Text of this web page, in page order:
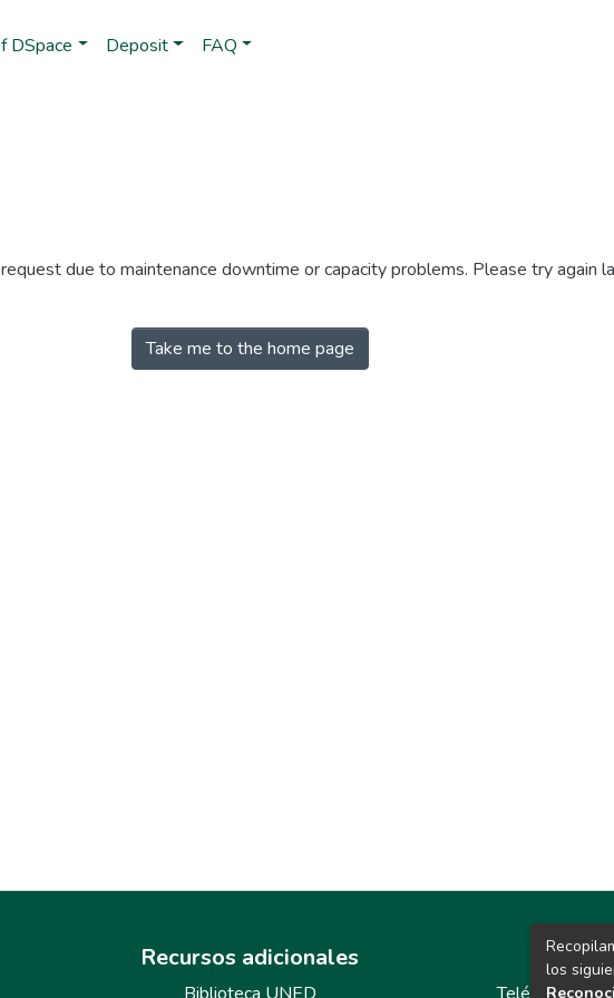
DSpace Deposit FAQ
due to maintenance downtime or capacity problems. Please try again
Take me to the home page
Recursos adicionales
los